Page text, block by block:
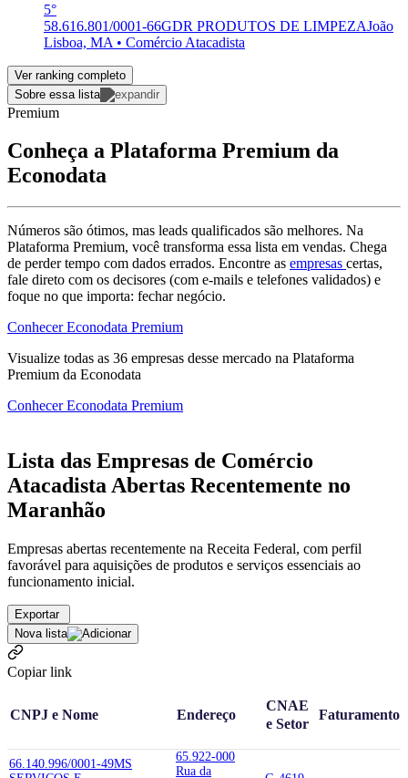
5°
58.616.801/0001-66GDR PRODUTOS DE LIMPEZAJoão
Lisboa, MA • Comércio Atacadista
Ver ranking completo
Sobre essa lista
Premium
Conheça a Plataforma Premium da
Econodata
Números são ótimos, mas leads qualificados são melhores. Na
Plataforma Premium, você transforma essa lista em vendas. Chega
de perder tempo com dados errados. Encontre as empresas certas,
fale direto com os decisores (com e-mails e telefones validados) e
foque no que importa: fechar negócio.
Conhecer Econodata Premium
Visualize todas as 36 empresas desse mercado na Plataforma
Premium da Econodata
Conhecer Econodata Premium
Lista das Empresas de Comércio
Atacadista Abertas Recentemente no
Maranhão
Empresas abertas recentemente na Receita Federal, com perfil
favorável para aquisições de produtos e serviços essenciais ao
funcionamento inicial.
Exportar
Nova lista
Copiar link
CNPJ e Nome Endereço
CNAE
e Setor
Faturamento
66.140.996/0001-49MS
65.922-000
Rua da